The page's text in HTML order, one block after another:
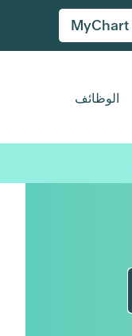
الوظائف